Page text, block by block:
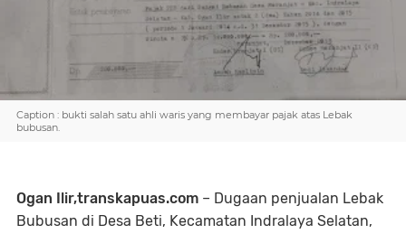
Caption : bukti salah satu ahli waris yang membayar pajak atas Lebak
bubusan.
Ogan Ilir,transkapuas.com – Dugaan penjualan Lebak
Bubusan di Desa Beti, Kecamatan Indralaya Selatan,